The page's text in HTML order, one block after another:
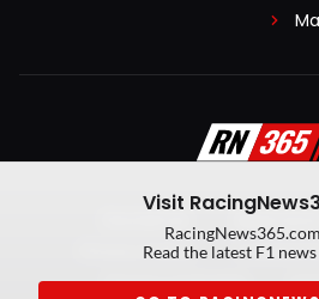
Privacy Policy
Created
Privacy manager
Visit
Read the latest F1